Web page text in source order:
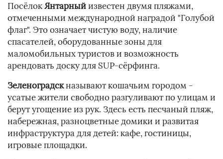
ПосёлокЯнтарныйизвестен двумя пляжами,
отмеченными международной наградой "Голубой
флаг". Это означает чистую воду, наличие
спасателей, оборудованные зоны для
маломобильных туристов и возможность
арендовать доску для SUP-сёрфинга.
Зеленоградскназывают кошачьим городом -
усатые жители свободно разгуливают по улицам и
берут угощение из рук. Здесь есть песчаный пляж,
набережная, разноцветные домики и развитая
инфраструктура для детей: кафе, гостиницы,
игровые площадки.